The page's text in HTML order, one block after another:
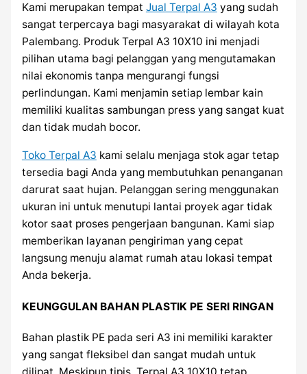
Kami merupakan tempat Jual Terpal A3 yang sudah
sangat terpercaya bagi masyarakat di wilayah kota
Palembang. Produk Terpal A3 10X10 ini menjadi
pilihan utama bagi pelanggan yang mengutamakan
nilai ekonomis tanpa mengurangi fungsi
perlindungan. Kami menjamin setiap lembar kain
memiliki kualitas sambungan press yang sangat kuat
dan tidak mudah bocor.
Toko Terpal A3 kami selalu menjaga stok agar tetap
tersedia bagi Anda yang membutuhkan penanganan
darurat saat hujan. Pelanggan sering menggunakan
ukuran ini untuk menutupi lantai proyek agar tidak
kotor saat proses pengerjaan bangunan. Kami siap
memberikan layanan pengiriman yang cepat
langsung menuju alamat rumah atau lokasi tempat
Anda bekerja.
KEUNGGULAN BAHAN PLASTIK PE SERI RINGAN
Bahan plastik PE pada seri A3 ini memiliki karakter
yang sangat fleksibel dan sangat mudah untuk